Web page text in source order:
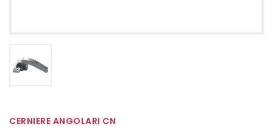
CERNIERE ANGOLARI CN